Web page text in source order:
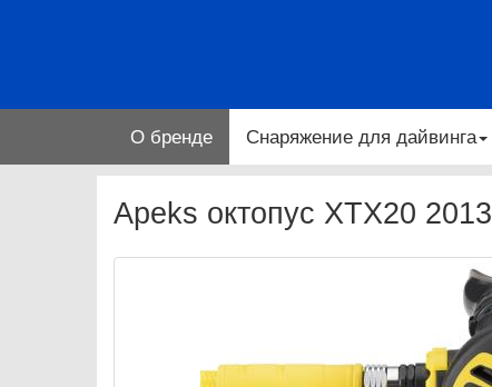
О бренде Снаряжение для дайвинга
Apeks октопус XTX20 2013